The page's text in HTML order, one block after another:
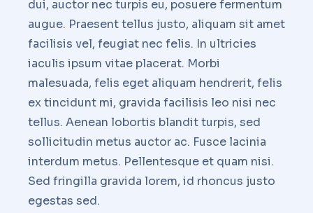
dui, auctor nec turpis eu, posuere fermentum
augue. Praesent tellus justo, aliquam sit amet
facilisis vel, feugiat nec felis. In ultricies
iaculis ipsum vitae placerat. Morbi
malesuada, felis eget aliquam hendrerit, felis
ex tincidunt mi, gravida facilisis leo nisi nec
tellus. Aenean lobortis blandit turpis, sed
sollicitudin metus auctor ac. Fusce lacinia
interdum metus. Pellentesque et quam nisi.
Sed fringilla gravida lorem, id rhoncus justo
egestas sed.